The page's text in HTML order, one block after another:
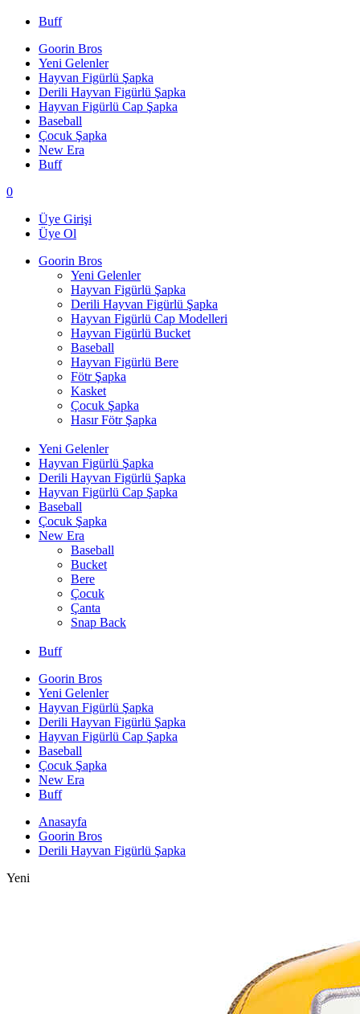
Buff
Goorin Bros
Yeni Gelenler
Hayvan Figürlü Şapka
Derili Hayvan Figürlü Şapka
Hayvan Figürlü Cap Şapka
Baseball
Çocuk Şapka
New Era
Buff
0
Üye Girişi
Üye Ol
Goorin Bros
Yeni Gelenler
Hayvan Figürlü Şapka
Derili Hayvan Figürlü Şapka
Hayvan Figürlü Cap Modelleri
Hayvan Figürlü Bucket
Baseball
Hayvan Figürlü Bere
Fötr Şapka
Kasket
Çocuk Şapka
Hasır Fötr Şapka
Yeni Gelenler
Hayvan Figürlü Şapka
Derili Hayvan Figürlü Şapka
Hayvan Figürlü Cap Şapka
Baseball
Çocuk Şapka
New Era
Baseball
Bucket
Bere
Çocuk
Çanta
Snap Back
Buff
Goorin Bros
Yeni Gelenler
Hayvan Figürlü Şapka
Derili Hayvan Figürlü Şapka
Hayvan Figürlü Cap Şapka
Baseball
Çocuk Şapka
New Era
Buff
Anasayfa
Goorin Bros
Derili Hayvan Figürlü Şapka
Yeni